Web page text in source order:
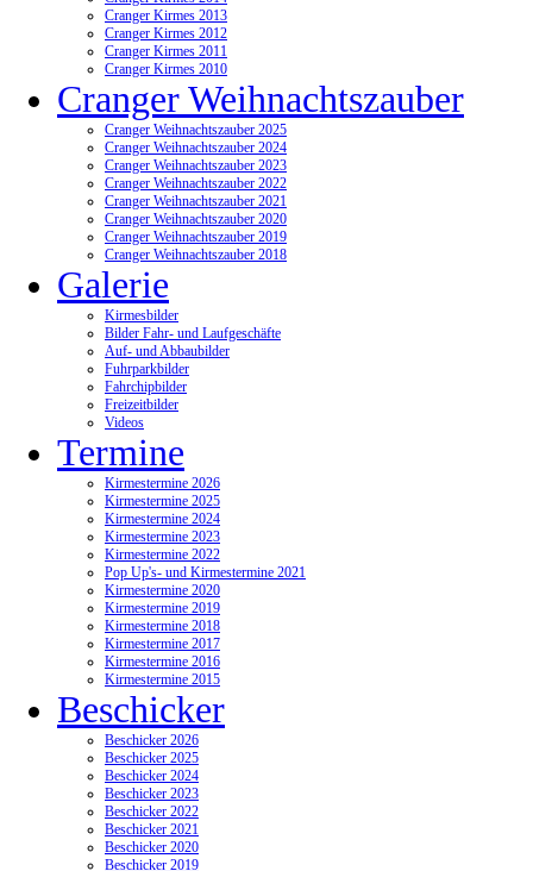
Cranger Kirmes 2013
Cranger Kirmes 2012
Cranger Kirmes 2011
Cranger Kirmes 2010
Cranger Weihnachtszauber
Cranger Weihnachtszauber 2025
Cranger Weihnachtszauber 2024
Cranger Weihnachtszauber 2023
Cranger Weihnachtszauber 2022
Cranger Weihnachtszauber 2021
Cranger Weihnachtszauber 2020
Cranger Weihnachtszauber 2019
Cranger Weihnachtszauber 2018
Galerie
Kirmesbilder
Bilder Fahr- und Laufgeschäfte
Auf- und Abbaubilder
Fuhrparkbilder
Fahrchipbilder
Freizeitbilder
Videos
Termine
Kirmestermine 2026
Kirmestermine 2025
Kirmestermine 2024
Kirmestermine 2023
Kirmestermine 2022
Pop Up's- und Kirmestermine 2021
Kirmestermine 2020
Kirmestermine 2019
Kirmestermine 2018
Kirmestermine 2017
Kirmestermine 2016
Kirmestermine 2015
Beschicker
Beschicker 2026
Beschicker 2025
Beschicker 2024
Beschicker 2023
Beschicker 2022
Beschicker 2021
Beschicker 2020
Beschicker 2019